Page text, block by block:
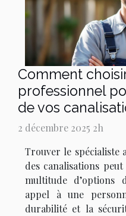
Comment
professionnel
de vos
2 décembre 2025 2h
Trouver le spécialiste
des canalisations
multitude d’options
appel à une
durabilité et la